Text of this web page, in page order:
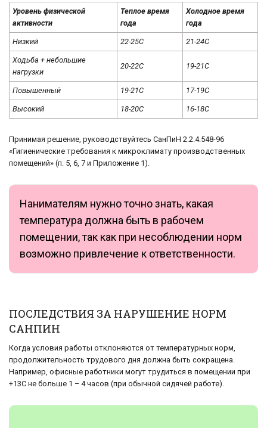
Уровень физической
активности
Теплое время
года
Холодное время
года
Низкий 22-25С 21-24С
Ходьба + небольшие
нагрузки
20-22С 19-21С
Повышенный 19-21С 17-19С
Высокий 18-20С 16-18С
Принимая решение, руководствуйтесь СанПиН 2.2.4.548-96
«Гигиенические требования к микроклимату производственных
помещений» (п. 5, 6, 7 и Приложение 1).
Нанимателям нужно точно знать, какая
температура должна быть в рабочем
помещении, так как при несоблюдении норм
возможно привлечение к ответственности.
ПОСЛЕДСТВИЯ ЗА НАРУШЕНИЕ НОРМ
САНПИН
Когда условия работы отклоняются от температурных норм,
продолжительность трудового дня должна быть сокращена.
Например, офисные работники могут трудиться в помещении при
+13С не больше 1 – 4 часов (при обычной сидячей работе).